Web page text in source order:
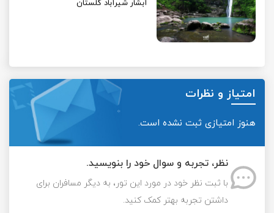
آبشار شیرآباد گلستان
امتیاز و نظرات
هنوز امتیازی ثبت نشده است.
نظر، تجربه و سوال خود را بنویسید.
با ثبت نظر خود در مورد این تور، به دیگر مسافران برای
داشتن تجربه بهتر کمک کنید.